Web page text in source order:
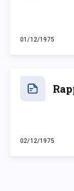
01/12/1975
lundi 1
02/12/1975
mardi 2